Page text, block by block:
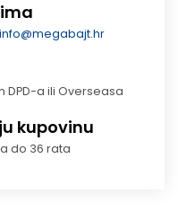
info@megabajt.hr
DPD-a ili Overseasa
kupovinu
do 36 rata